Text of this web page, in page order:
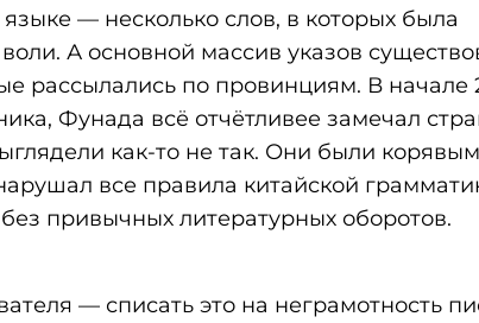
— несколько слов, в которых была
А основной массив указов
рассылались по провинциям. В начале
Фунада всё отчётливее замечал
как-то не так. Они были
все правила китайской
привычных литературных оборотов.
— списать это на неграмотность